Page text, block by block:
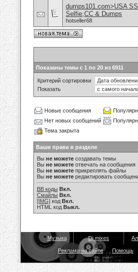
dumps101.com>USA
Selfie,CC & Dumps
hotseller68
Показаны темы с 1 по 20 из 6911
Критерий сортировки
Показать
Новые сообщения
Нет новых сообщений
Тема закрыта
Ваши права в разделе
Вы не можете создавать темы
Вы не можете отвечать на сообщения
Вы не можете прикреплять файлы
Вы не можете редактировать
BB коды Вкл.
Смайлы Вкл.
[IMG] код Вкл.
HTML код Выкл.
Музыка Dj mixes
Реклама на сайте Помощь